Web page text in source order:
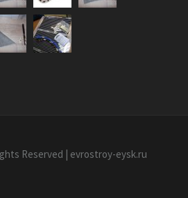
Reserved | evrostroy-eysk.ru